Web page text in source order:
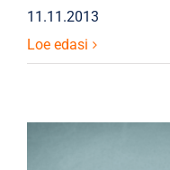
11.11.2013
Loe edasi